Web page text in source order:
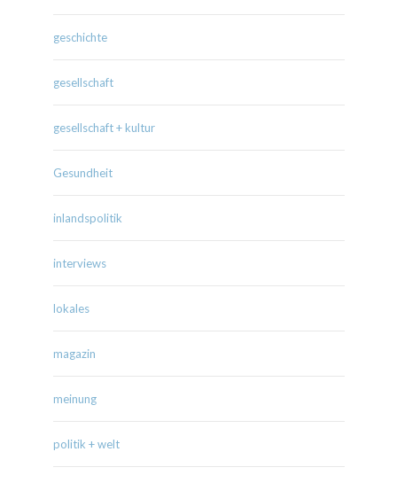
geschichte
gesellschaft
gesellschaft + kultur
Gesundheit
inlandspolitik
interviews
lokales
magazin
meinung
politik + welt